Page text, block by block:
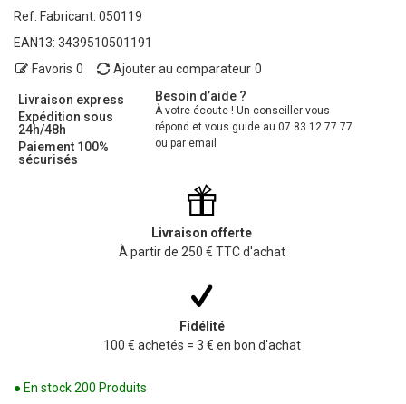
Ref. Fabricant: 050119
EAN13: 3439510501191
Favoris 0 Ajouter au comparateur 0
Livraison express
Expédition sous
24h/48h
Paiement 100%
sécurisés
Besoin d’aide ?
À votre écoute ! Un conseiller vous
répond et vous guide au 07 83 12 77 77
ou par email
Livraison offerte
À partir de 250 € TTC d'achat
Fidélité
100 € achetés = 3 € en bon d'achat
● En stock200 Produits